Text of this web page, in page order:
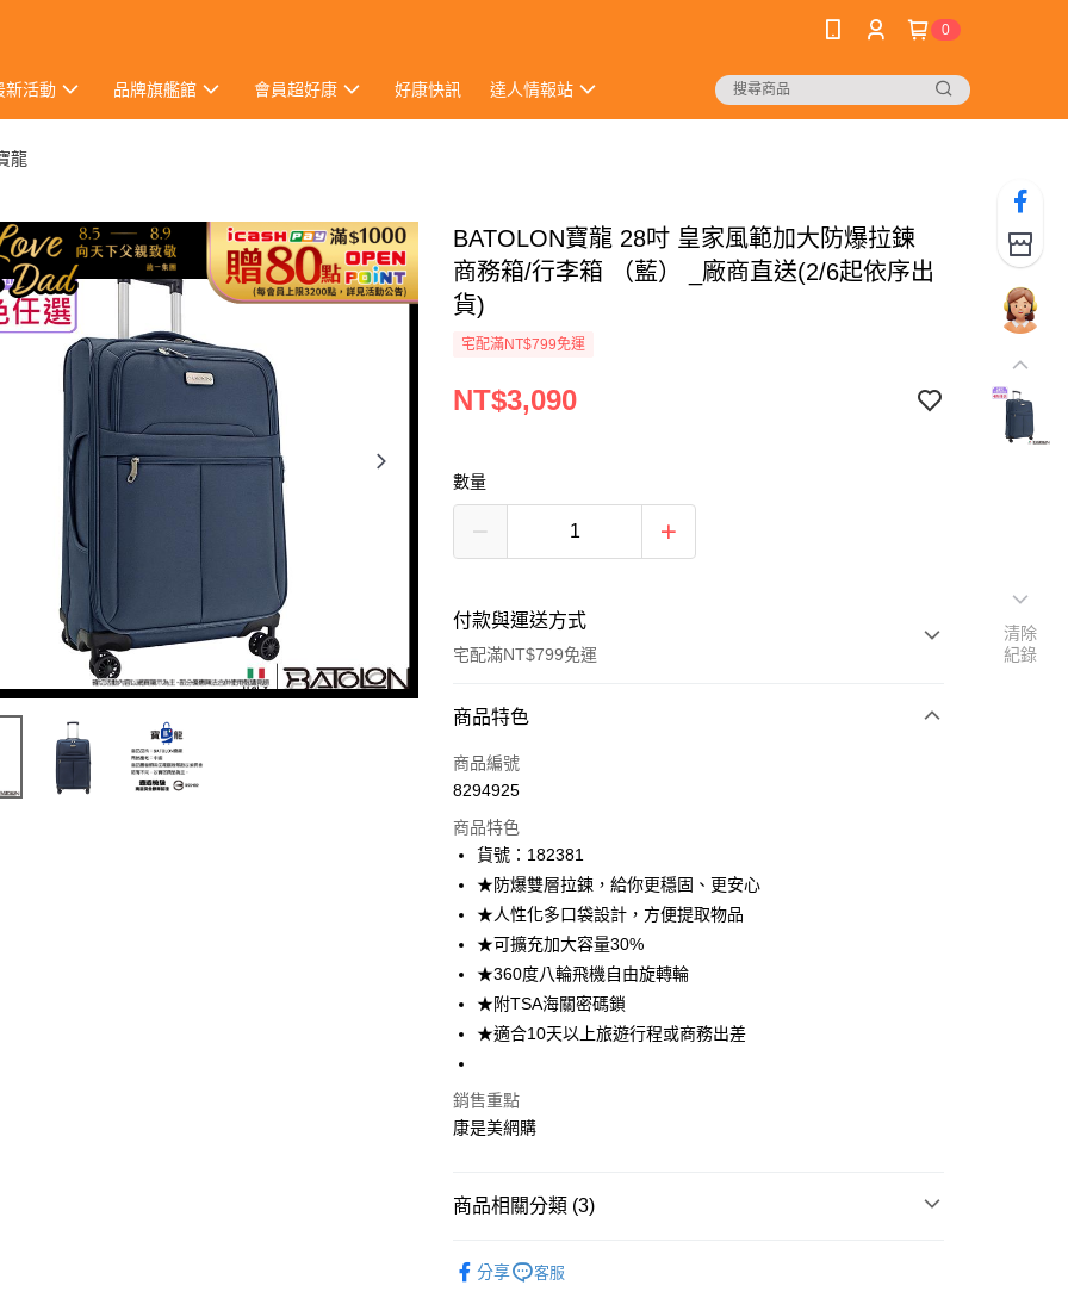
0
新活動 品牌旗艦館 會員超好康 好康快訊 達人情報站
龍
BATOLON寶龍 28吋 皇家風範加大防爆拉鍊
商務箱/行李箱 （藍） _廠商直送(2/6起依序出
貨)
宅配滿NT$799免運
NT$3,090
數量
付款與運送方式
宅配滿NT$799免運
付款方式
icash Pay
數位禮券
LINE Pay
Apple Pay
街口支付
悠遊付
Google Pay
每筆NT$100，滿NT$799(含以上)免運費
商品特色
商品編號
8294925
商品特色
貨號：182381
★防爆雙層拉鍊，給你更穩固、更安心
★人性化多口袋設計，方便提取物品
★可擴充加大容量30%
★360度八輪飛機自由旋轉輪
★附TSA海關密碼鎖
★適合10天以上旅遊行程或商務出差
銷售重點
康是美網購
商品相關分類 (3)
分享 客服
清除
紀錄